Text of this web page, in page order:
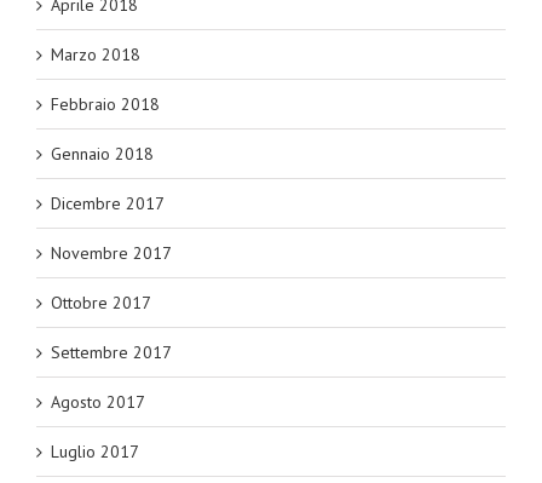
Aprile 2018
Marzo 2018
Febbraio 2018
Gennaio 2018
Dicembre 2017
Novembre 2017
Ottobre 2017
Settembre 2017
Agosto 2017
Luglio 2017